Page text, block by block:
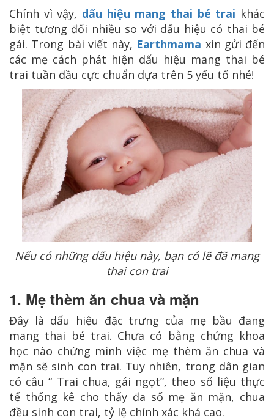
Chính vì vậy, dấu hiệu mang thai bé trai khác
biệt tương đối nhiều so với dấu hiệu có thai bé
gái. Trong bài viết này, Earthmama xin gửi đến
các mẹ cách phát hiện dấu hiệu mang thai bé
trai tuần đầu cực chuẩn dựa trên 5 yếu tố nhé!
Nếu có những dấu hiệu này, bạn có lẽ đã mang
thai con trai
1. Mẹ thèm ăn chua và mặn
Đây là dấu hiệu đặc trưng của mẹ bầu đang
mang thai bé trai. Chưa có bằng chứng khoa
học nào chứng minh việc mẹ thèm ăn chua và
mặn sẽ sinh con trai. Tuy nhiên, trong dân gian
có câu “ Trai chua, gái ngọt”, theo số liệu thực
tế thống kê cho thấy đa số mẹ ăn mặn, chua
đều sinh con trai, tỷ lệ chính xác khá cao.